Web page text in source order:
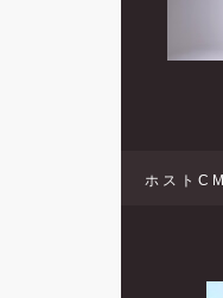
ホストCM